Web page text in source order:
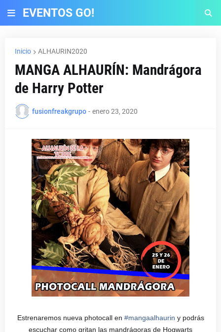
EVENTOS GO!
Inicio ALHAURIN2020
MANGA ALHAURÍN: Mandrágora
de Harry Potter
fusionfreakgrupo - enero 23, 2020
Estrenaremos nueva photocall en #mangaalhaurin y podrás
escuchar como gritan las mandrágoras de Hogwarts